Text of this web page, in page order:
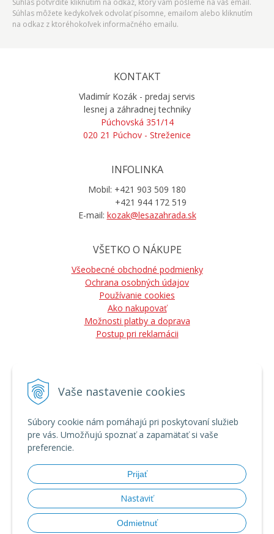
Vaše nastavenie cookies
Súbory cookie nám pomáhajú pri poskytovaní služieb
pre vás. Umožňujú spoznať a zapamätať si vaše
preferencie.
Prijať
Nastaviť
Odmietnuť
Súhlas môžete kedykoľvek odvolať písomne, emailom alebo kliknutím
na odkaz z ktoréhokoľvek informačného emailu.
KONTAKT
Vladimír Kozák - predaj servis
lesnej a záhradnej techniky
Púchovská 351/14
020 21 Púchov - Streženice
INFOLINKA
Mobil: +421 903 509 180
+421 944 172 519
E-mail: kozak@lesazahrada.sk
VŠETKO O NÁKUPE
Všeobecné obchodné podmienky
Ochrana osobných údajov
Používanie cookies
Ako nakupovať
Možnosti platby a doprava
Postup pri reklamácii